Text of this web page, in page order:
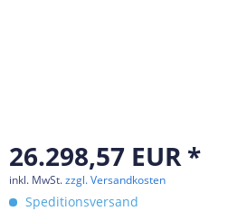
26.298,57 EUR *
inkl. MwSt.zzgl. Versandkosten
Speditionsversand